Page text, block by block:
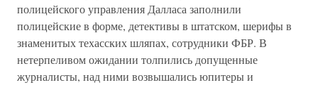
полицейского управления Далласа заполнили
полицейские в форме, детективы в штатском, шерифы в
знаменитых техасских шляпах, сотрудники ФБР. В
нетерпеливом ожидании толпились допущенные
журналисты, над ними возвышались юпитеры и